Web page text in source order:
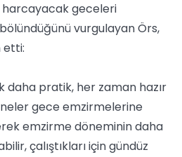
geceleri
vurgulayan Örs,
etti:
daha pratik, her zaman hazır
gece emzirmelerine
emzirme döneminin daha
çalıştıkları için gündüz